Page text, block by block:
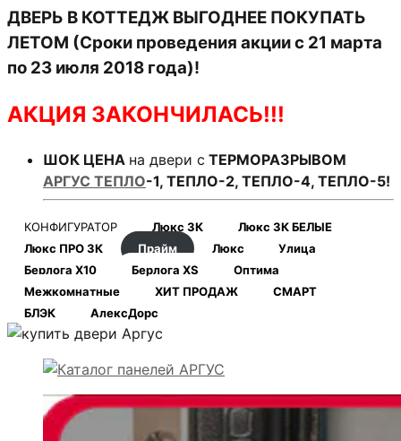
ДВЕРЬ В КОТТЕДЖ ВЫГОДНЕЕ ПОКУПАТЬ
ЛЕТОМ (Сроки проведения акции с 21 марта
по 23 июля 2018 года)!
АКЦИЯ ЗАКОНЧИЛАСЬ!!!
ШОК ЦЕНА на двери с ТЕРМОРАЗРЫВОМ
АРГУС ТЕПЛО-1, ТЕПЛО-2, ТЕПЛО-4, ТЕПЛО-5!
КОНФИГУРАТОР Люкс 3К
Люкс 3К БЕЛЫЕ
Люкс ПРО 3К
Прайм Люкс
Улица
Берлога Х10
Берлога XS
Оптима
Межкомнатные
ХИТ ПРОДАЖ
СМАРТ
БЛЭК
АлексДорс